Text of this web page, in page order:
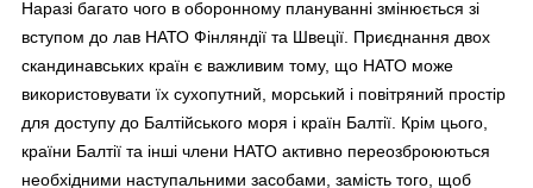
Наразі багато чого в оборонному плануванні змінюється зі
вступом до лав НАТО Фінляндії та Швеції. Приєднання двох
скандинавських країн є важливим тому, що НАТО може
використовувати їх сухопутний, морський і повітряний простір
для доступу до Балтійського моря і країн Балтії. Крім цього,
країни Балтії та інші члени НАТО активно переозброюються
необхідними наступальними засобами, замість того, щоб